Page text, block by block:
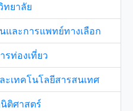
ยาลัย
ละการแพทย์ทางเลือก
รท่องเที่ยว
เทคโนโลยีสารสนเทศ
ติศาสตร์